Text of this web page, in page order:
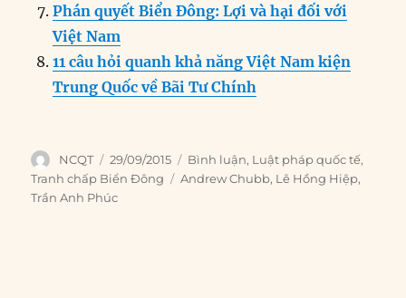
Phán quyết Biển Đông: Lợi và hại đối với
Việt Nam
11 câu hỏi quanh khả năng Việt Nam kiện
Trung Quốc về Bãi Tư Chính
Author
NCQT
Posted
on
29/09/2015 Categories
Bình luận, Luật pháp quốc tế,
Tranh chấp Biển Đông
Tags
Andrew Chubb, Lê Hồng Hiệp,
Trần Anh Phúc